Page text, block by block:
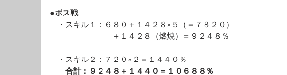
●ボス戦
・スキル１：６８０＋１４２８×５（＝７８２０）
＋１４２８（燃焼）＝９２４８％
・スキル２：７２０×２＝１４４０％
合計：９２４８＋１４４０＝１０６８８％